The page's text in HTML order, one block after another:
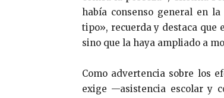
había consenso general en
tipo», recuerda y destaca que
sino que la haya ampliado a
Como advertencia sobre los
exige —asistencia escolar y